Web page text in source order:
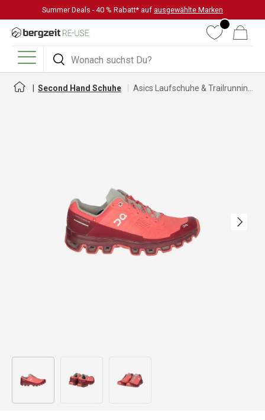
DIREKT ZUM INHALT
Summer Deals - 40 % Rabatt* auf ausgewählte Marken
Suchen
Suchen
WunschlisteWarenkorb
Menü
Second Hand Schuhe
Nächste
Bild 1 in Galerieansicht laden